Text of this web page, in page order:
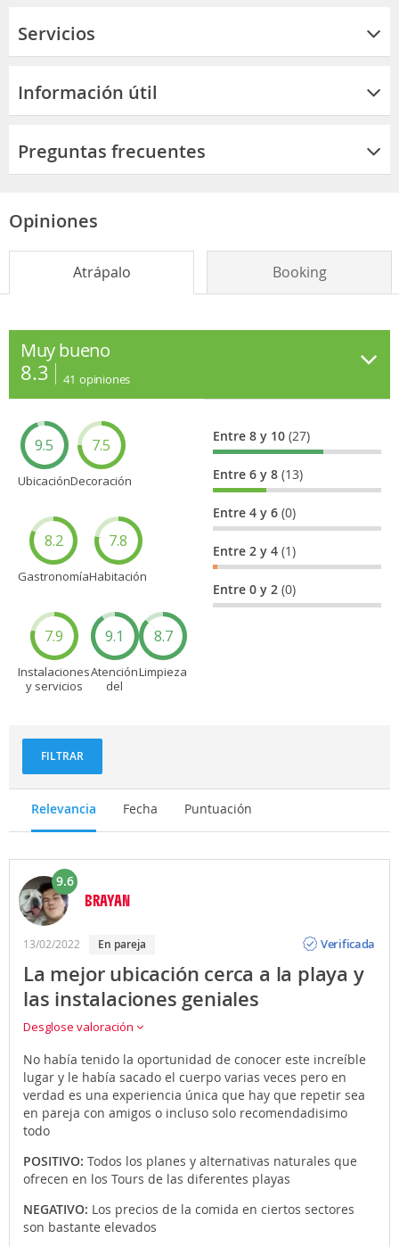
Servicios
Información útil
Preguntas frecuentes
Opiniones
Atrápalo Booking
Muy bueno
8.3 41 opiniones
9.5
Ubicación
7.5
Decoración
8.2
Gastronomía
7.8
Habitación
7.9
Instalaciones
y servicios
9.1
Atención
del
8.7
Limpieza
Entre 8 y 10(27)
Entre 6 y 8(13)
Entre 4 y 6(0)
Entre 2 y 4(1)
Entre 0 y 2(0)
FILTRAR
Relevancia Fecha Puntuación
9.6
BRAYAN
13/02/2022 en pareja
Verificada
La mejor ubicación cerca a la playa y
las instalaciones geniales
Desglose valoración
No había tenido la oportunidad de conocer este increíble
lugar y le había sacado el cuerpo varias veces pero en
verdad es una experiencia única que hay que repetir sea
en pareja con amigos o incluso solo recomendadisimo
todo
POSITIVO: Todos los planes y alternativas naturales que
ofrecen en los Tours de las diferentes playas
NEGATIVO: Los precios de la comida en ciertos sectores
son bastante elevados